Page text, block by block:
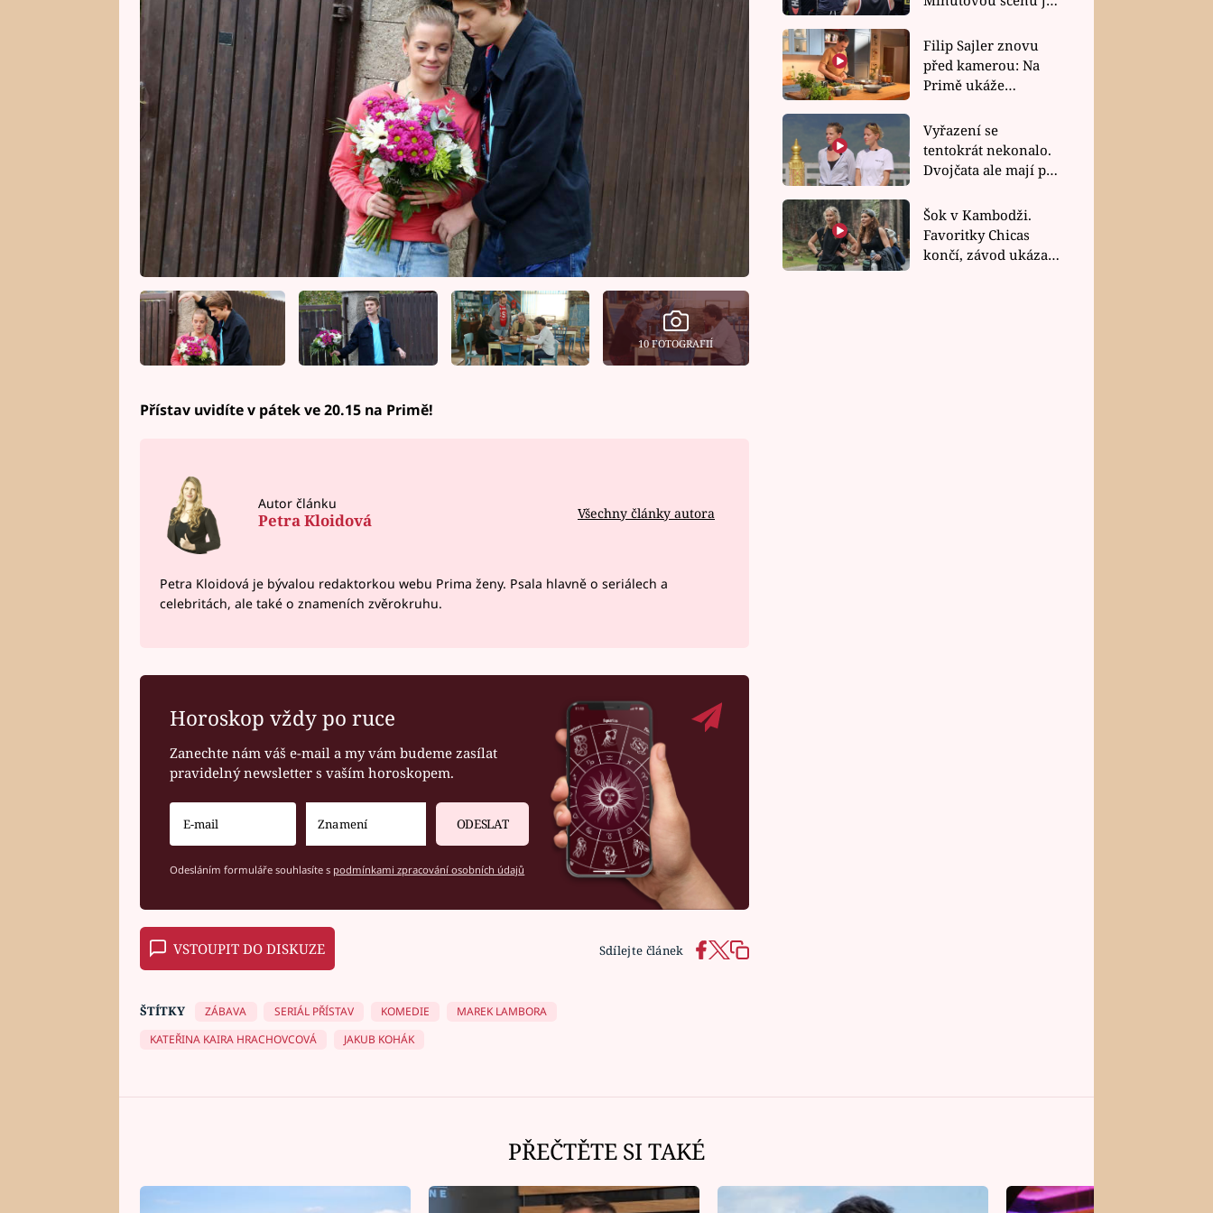
10 FOTOGRAFIÍ
Přístav uvidíte v pátek ve 20.15 na Primě!
Autor článku
Petra Kloidová Všechny články autora
Petra Kloidová je bývalou redaktorkou webu Prima ženy. Psala hlavně o seriálech a
celebritách, ale také o znameních zvěrokruhu.
Horoskop vždy po ruce
Zanechte nám váš e-mail a my vám budeme zasílat
pravidelný newsletter s vaším horoskopem.
ODESLAT
Odesláním formuláře souhlasíte s podmínkami zpracování osobních údajů
VSTOUPIT DO DISKUZE Sdílejte článek
ŠTÍTKY ZÁBAVA SERIÁL PŘÍSTAV KOMEDIE
MAREK LAMBORA
KATEŘINA KAIRA HRACHOVCOVÁ
JAKUB KOHÁK
Filip Sajler znovu
před kamerou: Na
Primě ukáže
rychlé recepty
Vyřazení se
tentokrát nekonalo.
Dvojčata ale mají po
závodu nůž na krku
Šok v Kambodži.
Favoritky Chicas
končí, závod ukázal
PŘEČTĚTE SI TAKÉ